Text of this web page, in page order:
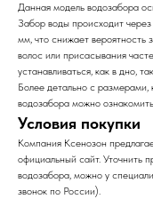
Данная модель водозабора
Забор воды происходит
мм, что снижает вероятность
волос или присасывания
устанавливаться, как в дно,
Более детально с
водозабора можно
Условия покупки
Компания Ксенозон
официальный сайт. Уточнить
водозабора, можно у
звонок по России).